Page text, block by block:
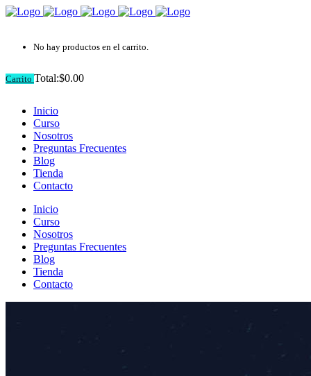
No hay productos en el carrito.
Carrito Total:$0.00
Inicio
Curso
Nosotros
Preguntas Frecuentes
Blog
Tienda
Contacto
Inicio
Curso
Nosotros
Preguntas Frecuentes
Blog
Tienda
Contacto